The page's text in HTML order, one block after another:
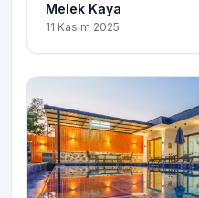
Melek Kaya
11 Kasım 2025